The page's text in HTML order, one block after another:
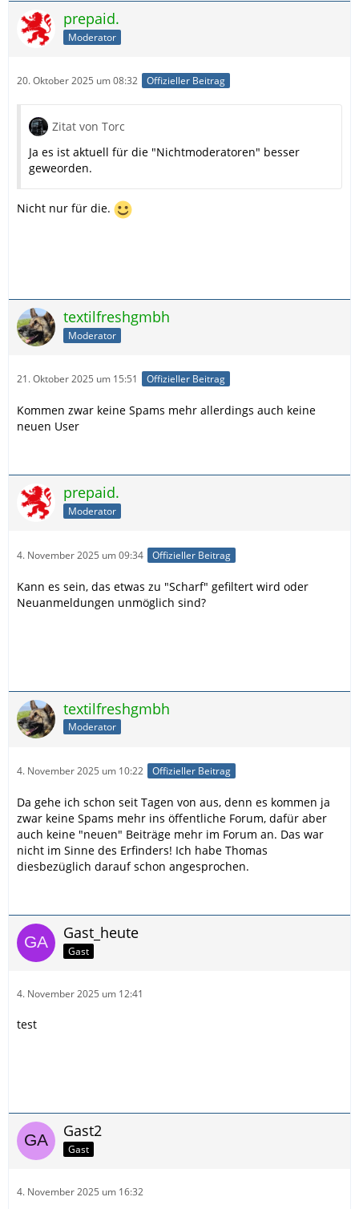
prepaid.
Moderator
20. Oktober 2025 um 08:32 Offizieller Beitrag
Zitat von Torc
Ja es ist aktuell für die "Nichtmoderatoren" besser
geweorden.
Nicht nur für die.
textilfreshgmbh
Moderator
21. Oktober 2025 um 15:51 Offizieller Beitrag
Kommen zwar keine Spams mehr allerdings auch keine
neuen User
prepaid.
Moderator
4. November 2025 um 09:34 Offizieller Beitrag
Kann es sein, das etwas zu "Scharf" gefiltert wird oder
Neuanmeldungen unmöglich sind?
textilfreshgmbh
Moderator
4. November 2025 um 10:22 Offizieller Beitrag
Da gehe ich schon seit Tagen von aus, denn es kommen ja
zwar keine Spams mehr ins öffentliche Forum, dafür aber
auch keine "neuen" Beiträge mehr im Forum an. Das war
nicht im Sinne des Erfinders! Ich habe Thomas
diesbezüglich darauf schon angesprochen.
Gast_heute
Gast
4. November 2025 um 12:41
test
Gast2
Gast
4. November 2025 um 16:32